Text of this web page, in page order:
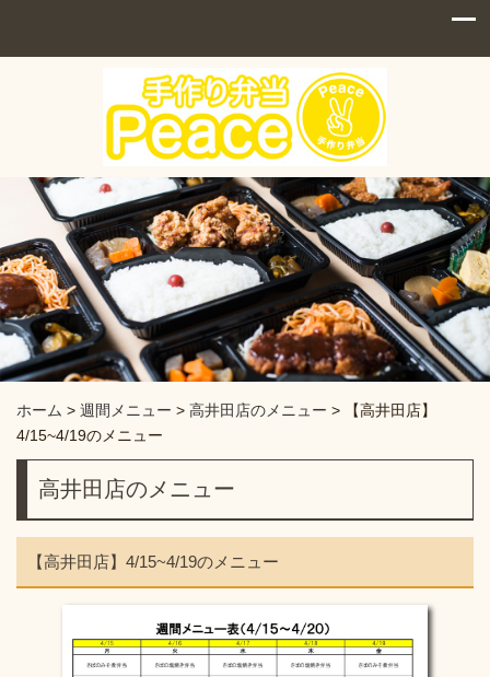
ホーム > 週間メニュー > 高井田店のメニュー >
【高井田店】
4/15~4/19のメニュー
高井田店のメニュー
【高井田店】4/15~4/19のメニュー